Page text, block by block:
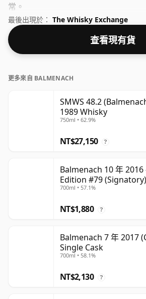
常。
最後出現於： The Whisky Exchange
查看現有貨
更多來自 BALMENACH
SMWS 48.2
1989 Whisky
750ml • 62.9%
NT$27,150 ?
Balmenach 10 年
Edition #79 (Signatory)
700ml • 57.1%
NT$1,880 ?
Balmenach 7 年 2017
Single Cask
700ml • 58.1%
NT$2,130 ?